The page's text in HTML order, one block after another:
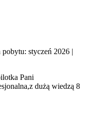
pobytu: styczeń 2026 |
Pani
dużą wiedzą 8